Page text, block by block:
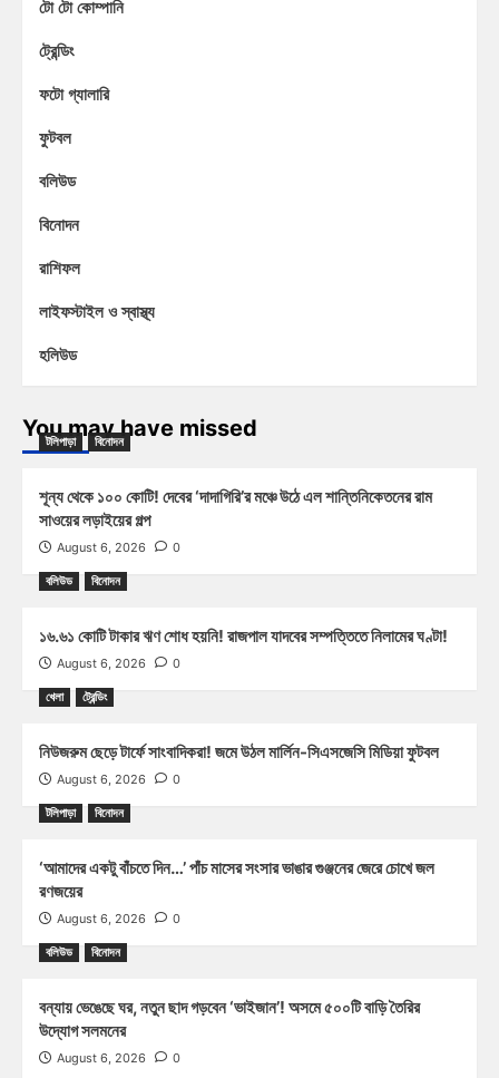
টো টো কোম্পানি
ট্রেন্ডিং
ফটো গ্যালারি
ফুটবল
বলিউড
বিনোদন
রাশিফল
লাইফস্টাইল ও স্বাস্থ্য
হলিউড
You may have missed
টলিপাড়া বিনোদন
শূন্য থেকে ১০০ কোটি! দেবের ‘দাদাগিরি’র মঞ্চে উঠে এল শান্তিনিকেতনের রাম
সাওয়ের লড়াইয়ের গল্প
August 6, 2026 0
বলিউড বিনোদন
১৬.৬১ কোটি টাকার ঋণ শোধ হয়নি! রাজপাল যাদবের সম্পত্তিতে নিলামের ঘণ্টা!
August 6, 2026 0
খেলা ট্রেন্ডিং
নিউজরুম ছেড়ে টার্ফে সাংবাদিকরা! জমে উঠল মার্লিন-সিএসজেসি মিডিয়া ফুটবল
August 6, 2026 0
টলিপাড়া বিনোদন
‘আমাদের একটু বাঁচতে দিন…’ পাঁচ মাসের সংসার ভাঙার গুঞ্জনের জেরে চোখে জল
রণজয়ের
August 6, 2026 0
বলিউড বিনোদন
বন্যায় ভেঙেছে ঘর, নতুন ছাদ গড়বেন ‘ভাইজান’! অসমে ৫০০টি বাড়ি তৈরির
উদ্যোগ সলমনের
August 6, 2026 0